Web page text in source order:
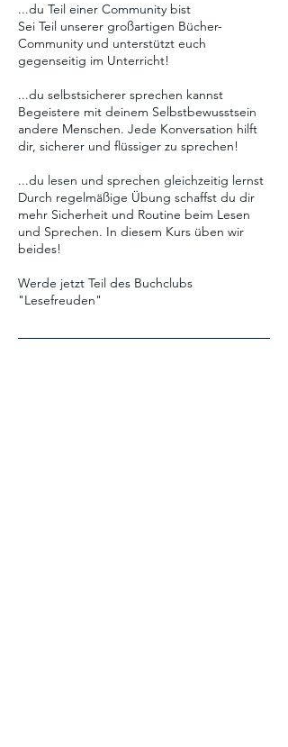
...du Teil einer Community bist
Sei Teil unserer großartigen Bücher-
Community und unterstützt euch
gegenseitig im Unterricht!
...du selbstsicherer sprechen kannst
Begeistere mit deinem Selbstbewusstsein
andere Menschen. Jede Konversation hilft
dir, sicherer und flüssiger zu sprechen!
...du lesen und sprechen gleichzeitig lernst
Durch regelmäßige Übung schaffst du dir
mehr Sicherheit und Routine beim Lesen
und Sprechen. In diesem Kurs üben wir
beides!
Werde jetzt Teil des Buchclubs
"Lesefreuden"